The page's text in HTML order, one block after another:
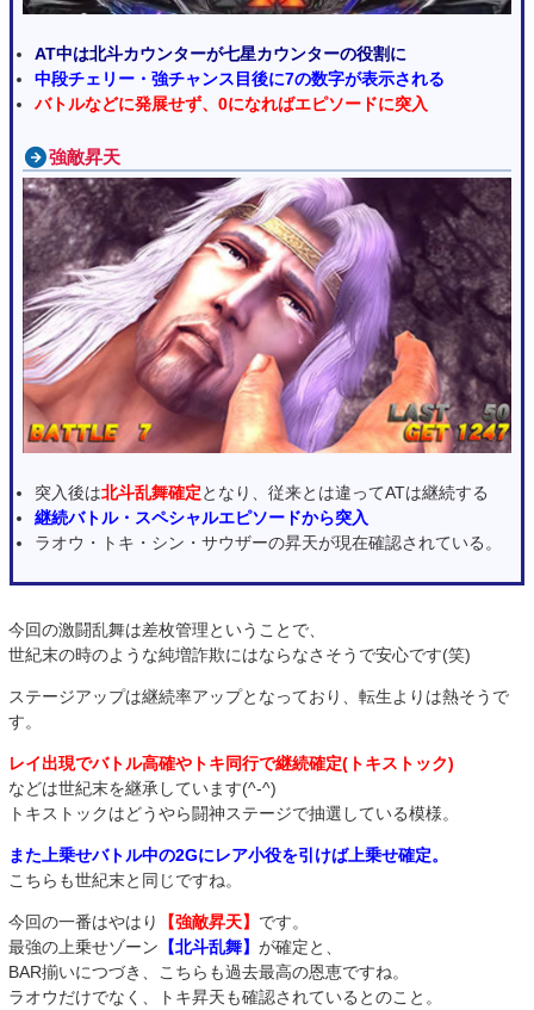
AT中は北斗カウンターが七星カウンターの役割に
中段チェリー・強チャンス目後に7の数字が表示される
バトルなどに発展せず、0になればエピソードに突入
強敵昇天
突入後は北斗乱舞確定となり、従来とは違ってATは継続する
継続バトル・スペシャルエピソードから突入
ラオウ・トキ・シン・サウザーの昇天が現在確認されている。
今回の激闘乱舞は差枚管理ということで、
世紀末の時のような純増詐欺にはならなさそうで安心です(笑)
ステージアップは継続率アップとなっており、転生よりは熱そうで
す。
レイ出現でバトル高確やトキ同行で継続確定(トキストック)
などは世紀末を継承しています(^-^)
トキストックはどうやら闘神ステージで抽選している模様。
また上乗せバトル中の2Gにレア小役を引けば上乗せ確定。
こちらも世紀末と同じですね。
今回の一番はやはり 【強敵昇天】 です。
最強の上乗せゾーン 【北斗乱舞】 が確定と、
BAR揃いにつづき、こちらも過去最高の恩恵ですね。
ラオウだけでなく、トキ昇天も確認されているとのこと。